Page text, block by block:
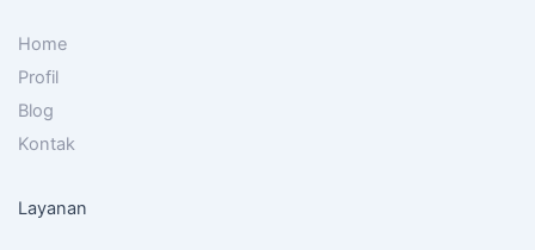
Home
Profil
Blog
Kontak
Layanan